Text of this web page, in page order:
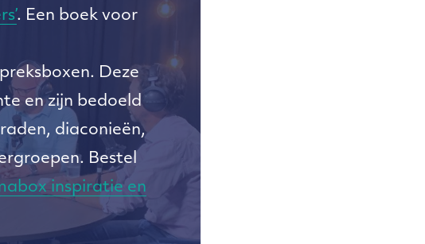
. Een boek voor
Deze
en zijn bedoeld
diaconieën,
Bestel
inspiratie en